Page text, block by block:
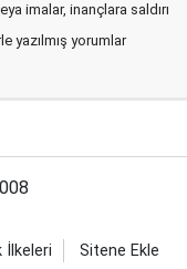
imalar, inançlara saldırı
yazılmış yorumlar
İlkeleri Sitene Ekle